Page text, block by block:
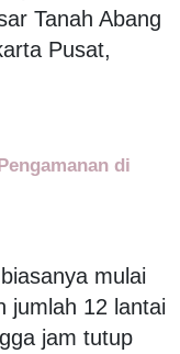
Tanah Abang
Pusat,
di
mulai
jumlah 12 lantai
jam tutup